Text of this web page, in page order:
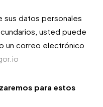
sus datos personales
usted puede
un correo electrónico
para estos